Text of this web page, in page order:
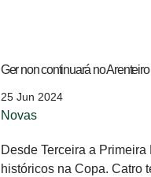
Ger non continuará no Arenteiro
25 Jun 2024
Novas
Desde Terceira a
históricos na Copa. Catro